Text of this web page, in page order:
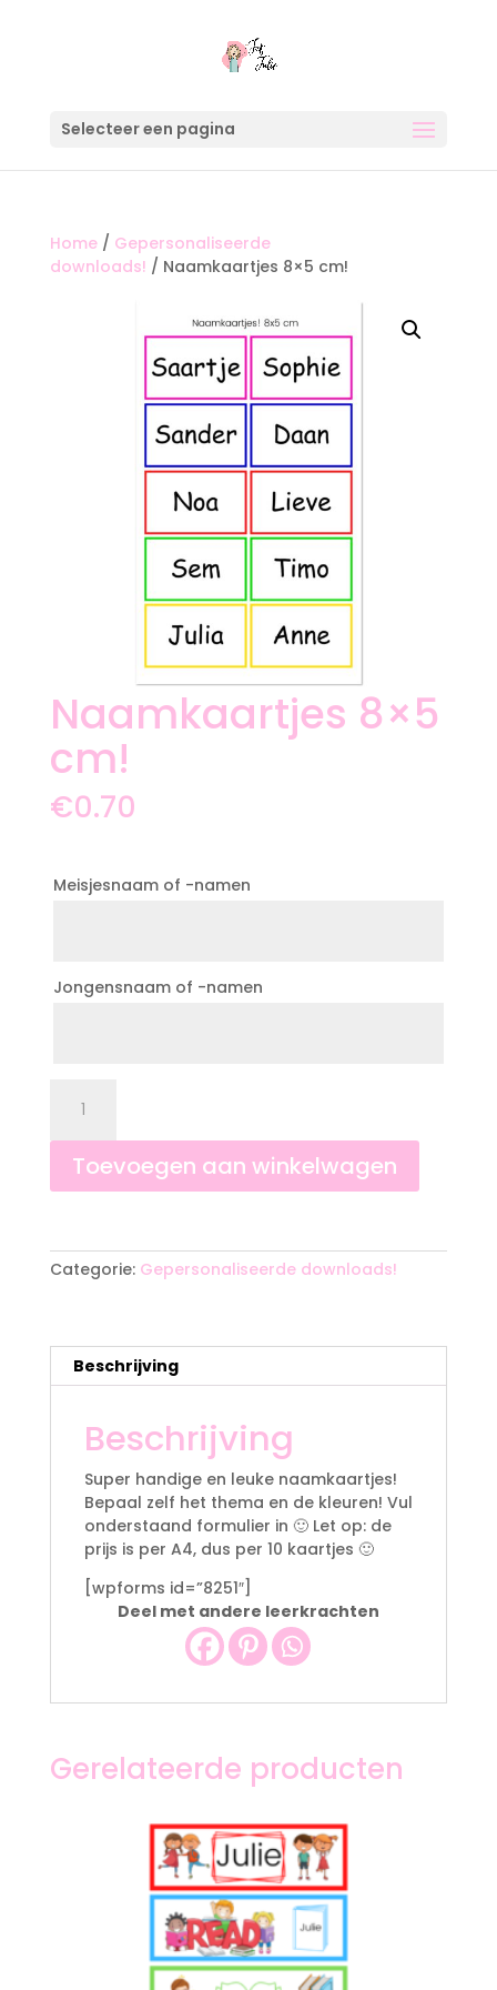
Selecteer een pagina
Home/ Gepersonaliseerde
downloads! / Naamkaartjes 8×5 cm!
Naamkaartjes 8×5
cm!
€0.70
Meisjesnaam of -namen
Jongensnaam of -namen
cm!
aantal
Toevoegen aan winkelwagen
t
t
Categorie: Gepersonaliseerde downloads!
Beschrijving
Beschrijving
Super handige en leuke naamkaartjes!
Bepaal zelf het thema en de kleuren! Vul
onderstaand formulier in 🙂 Let op: de
prijs is per A4, dus per 10 kaartjes 🙂
[wpforms id=”8251″]
Deel met andere leerkrachten
Gerelateerde producten